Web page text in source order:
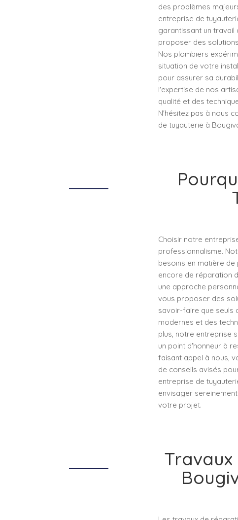
des problèmes
entreprise de
garantissant un
proposer des
Nos plombiers
situation de votre
pour assurer sa
l'expertise de nos
qualité et des
N'hésitez pas à nous
de tuyauterie à
Choisir notre
professionnalisme.
besoins en matière de
encore de réparation
une approche
vous proposer des
savoir-faire que seuls
modernes et des
plus, notre entreprise
un point d'honneur à
faisant appel à nous,
de conseils avisés
entreprise de
envisager
votre projet.